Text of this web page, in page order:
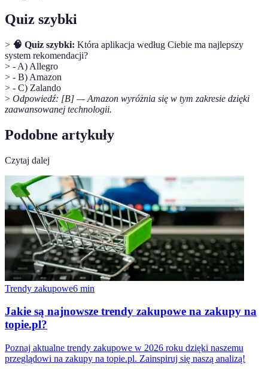
Quiz szybki
> 🧠 Quiz szybki: Która aplikacja według Ciebie ma najlepszy
system rekomendacji?
> - A) Allegro
> - B) Amazon
> - C) Zalando
> Odpowiedź: [B] — Amazon wyróżnia się w tym zakresie dzięki
zaawansowanej technologii.
Podobne artykuły
Czytaj dalej
Trendy zakupowe6 min
Jakie są najnowsze trendy zakupowe na zakupy na
topie.pl?
Poznaj aktualne trendy zakupowe w 2026 roku dzięki naszemu
przeglądowi na zakupy na topie.pl. Zainspiruj się naszą analizą!